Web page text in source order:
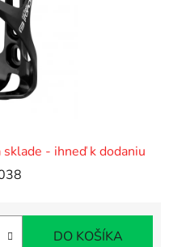
sklade - ihneď k dodaniu
DO KOŠÍKA